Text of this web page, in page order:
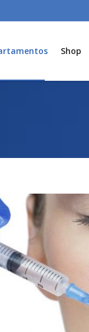
Shop